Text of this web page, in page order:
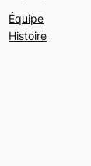
Équipe
Histoire